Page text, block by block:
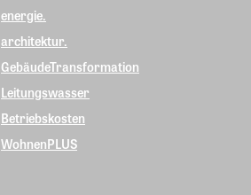
energie.
architektur.
GebäudeTransformation
Leitungswasser
Betriebskosten
WohnenPLUS